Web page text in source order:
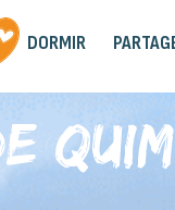
DORMIR